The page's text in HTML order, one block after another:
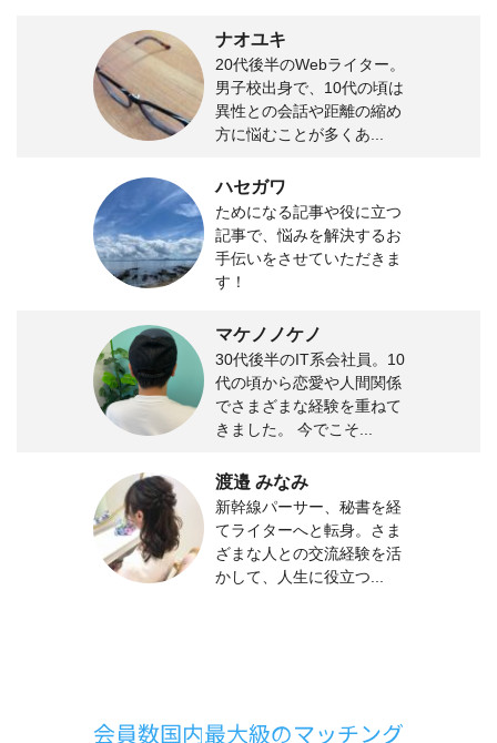
ナオユキ
20代後半のWebライター。
男子校出身で、10代の頃は
異性との会話や距離の縮め
方に悩むことが多くあ...
ハセガワ
ためになる記事や役に立つ
記事で、悩みを解決するお
手伝いをさせていただきま
す！
マケノノケノ
30代後半のIT系会社員。10
代の頃から恋愛や人間関係
でさまざまな経験を重ねて
きました。 今でこそ...
渡邉 みなみ
新幹線パーサー、秘書を経
てライターへと転身。さま
ざまな人との交流経験を活
かして、人生に役立つ...